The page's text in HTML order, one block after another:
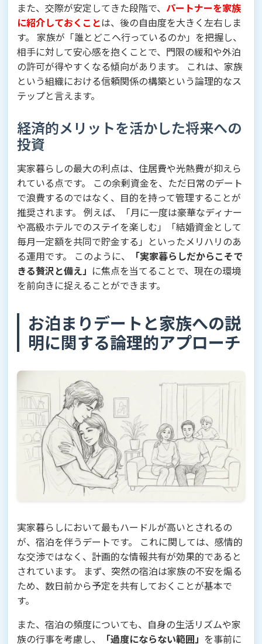
また、交際が安定してきた段階で、 パートナーを家族
に紹介しておくことは、後の自由度を大きく左右しま
す。 家族が「誰とどこへ行っているのか」を把握し、
相手に対して安心感を抱くことで、門限の緩和や外泊
の許可が得やすくなる傾向があります。 これは、家族
という組織における信頼関係の構築という論理的なス
テップと言えます。
経済的メリットを活かした将来への
投資
実家暮らしの最大の利点は、住居費や光熱費が抑えら
れている点です。 この余剰資金を、ただ日常のデート
で浪費するのではなく、目的を持って管理することが
推奨されます。 例えば、「月に一度は豪華なディナー
や高級ホテルでのステイを楽しむ」「結婚資金として
毎月一定額を共同で貯金する」といったメリハリのあ
る運用です。 このように、
「実家暮らしだからこそで
きる贅沢と備え」 に焦点を当てることで、現在の環境
を前向きに捉えることができます。
お泊まりデートと家族への説
明に関する論理的アプローチ
実家暮らしにおいて最もハードルが高いとされるの
が、宿泊を伴うデートです。 これに関しては、感情的
な交渉ではなく、計画的な情報共有が効果的であると
されています。 まず、突然の宿泊は家族の不安を煽る
ため、数日前から予定を共有しておくことが基本で
す。
また、宿泊の頻度についても、自身の生活リズムや家
族の行事を考慮し、
「過度にならない範囲」 を事前に